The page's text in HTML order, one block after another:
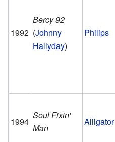
1992
Bercy 92
(Johnny
Hallyday)
Philips
1994
Soul Fixin'
Man
Alligator